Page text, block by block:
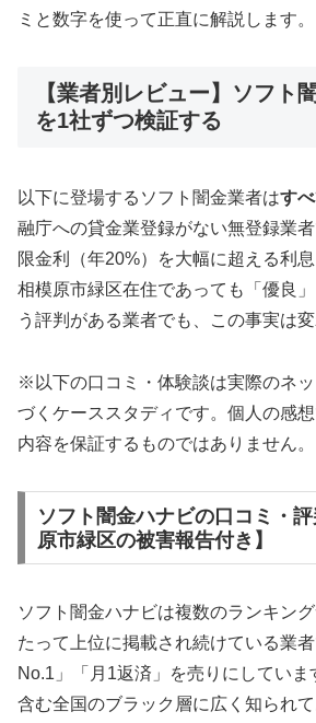
ミと数字を使って正直に解説します。
【業者別レビュー】ソフト
を1社ずつ検証する
以下に登場するソフト闇金業者はす
融庁への貸金業登録がない無登録業
限金利（年20%）を大幅に超える利
相模原市緑区在住であっても「優良
う評判がある業者でも、この事実は変
※以下の口コミ・体験談は実際のネ
づくケーススタディです。個人の感
内容を保証するものではありません。
ソフト闇金ハナビの口コミ・
原市緑区の被害報告付き】
ソフト闇金ハナビは複数のランキン
たって上位に掲載され続けている業
No.1」「月1返済」を売りにしていま
含む全国のブラック層に広く知られ